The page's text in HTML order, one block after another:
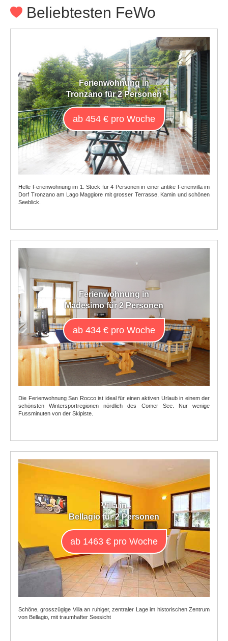
Beliebtesten FeWo
Ferienwohnung in
Tronzano für 2 Personen
ab 454 € pro Woche
Helle Ferienwohnung im 1. Stock für 4 Personen in einer antike Ferienvilla im
Dorf Tronzano am Lago Maggiore mit grosser Terrasse, Kamin und schönen
Seeblick.
Ferienwohnung in
Madesimo für 2 Personen
ab 434 € pro Woche
Die Ferienwohnung San Rocco ist ideal für einen aktiven Urlaub in einem der
schönsten Wintersportregionen nördlich des Comer See. Nur wenige
Fussminuten von der Skipiste.
Villa in
Bellagio für 2 Personen
ab 1463 € pro Woche
Schöne, grosszügige Villa an ruhiger, zentraler Lage im historischen Zentrum
von Bellagio, mit traumhafter Seesicht